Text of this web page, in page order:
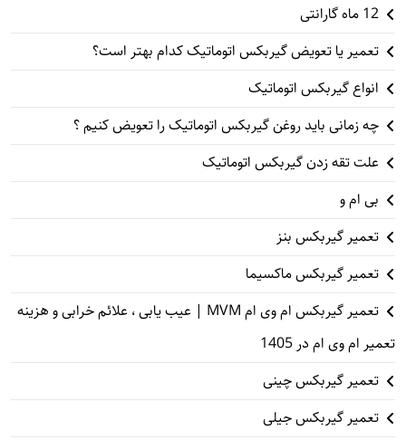
12 ماه گارانتی
تعمیر یا تعویض گیربکس اتوماتیک کدام بهتر است؟
انواع گیربکس اتوماتیک
چه زمانی باید روغن گیربکس اتوماتیک را تعویض کنیم ؟
علت تقه زدن گیربکس اتوماتیک
بی ام و
تعمیر گیربکس بنز
تعمیر گیربکس ماکسیما
تعمیر گیربکس ام وی ام MVM | عیب یابی ، علائم خرابی و هزینه
تعمیر ام وی ام در 1405
تعمیر گیربکس چینی
تعمیر گیربکس جیلی